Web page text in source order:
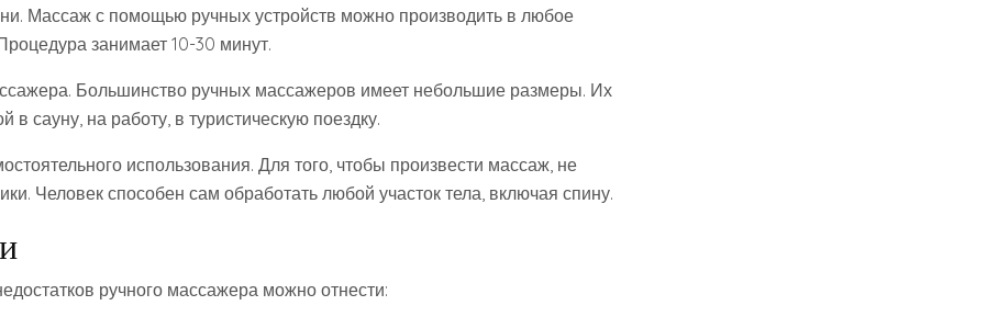
Массаж с помощью ручных устройств можно производить в любое
занимает 10-30 минут.
Большинство ручных массажеров имеет небольшие размеры. Их
в сауну, на работу, в туристическую поездку.
использования. Для того, чтобы произвести массаж, не
Человек способен сам обработать любой участок тела, включая спину.
ручного массажера можно отнести: